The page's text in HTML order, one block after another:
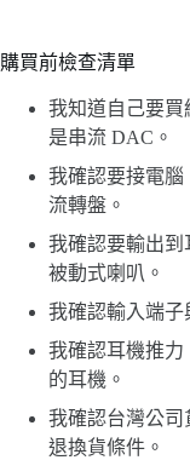
購買前檢查清單
我知道自己要
是串流 DAC。
我確認要接電腦
流轉盤。
我確認要輸出到
被動式喇叭。
我確認輸入端子
我確認耳機推
的耳機。
我確認台灣公
退換貨條件。